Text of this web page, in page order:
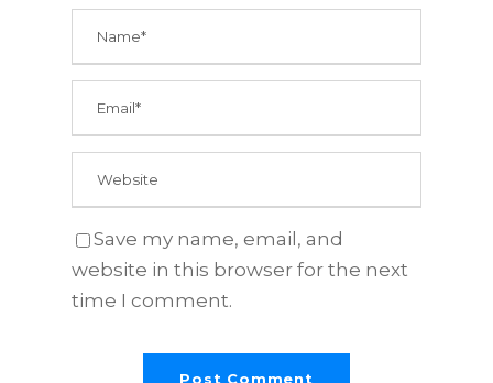
Save my name, email, and
website in this browser for the next
time I comment.